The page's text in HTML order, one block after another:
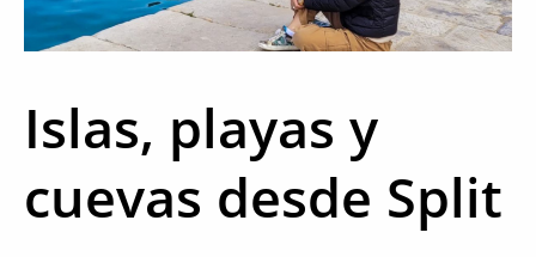
Islas, playas y
cuevas desde Split